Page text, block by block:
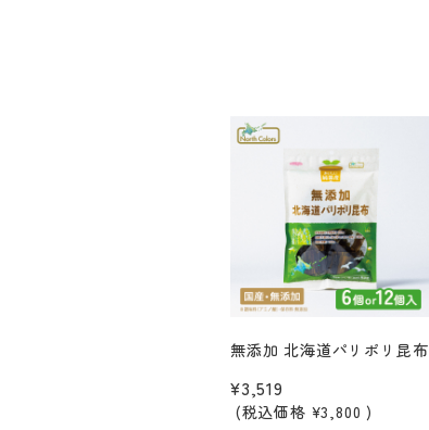
無添加 北海道パリポリ昆布
¥3,519
(税込価格 ¥3,800 )